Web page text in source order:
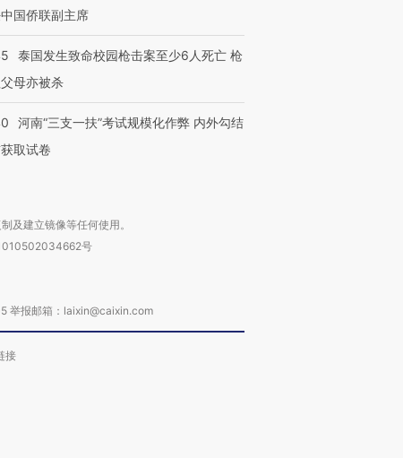
国侨联副主席
泰国发生致命校园枪击案至少6人死亡 枪
母亦被杀
河南“三支一扶”考试规模化作弊 内外勾结
取试卷
及建立镜像等任何使用。
号
举报邮箱：laixin@caixin.com
接